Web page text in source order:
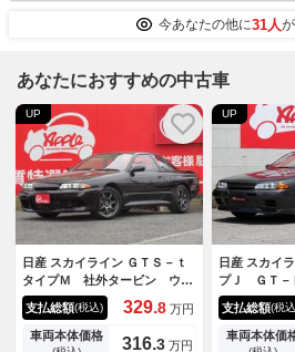
今あなたの他に31人
あなたにおすすめの中古車
UP
日産 スカイライン ＧＴＳ－ｔ
タイプＭ 社外タービン ウエ
ストゲート ファイナルスピー
ド１７インチＡＷ 前置きイン
タークーラー 社外マフラー
支払総額(税込) 329.8 万円
車両本体価格
316.3 万円
UP
日産 スカイ
プＪ ＧＴ－
仕様 純正５
全塗装 Ｄ．
ンボンネッ
支払総額(税
車両本体価